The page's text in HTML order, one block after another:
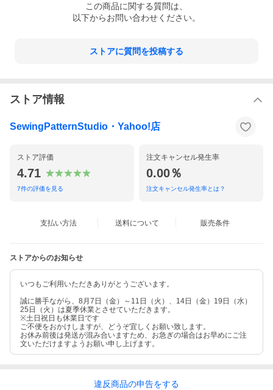
この商品に関する質問は、
以下からお問い合わせください。
ストアに質問を投稿する
ストア情報
SewingPatternStudio・Yahoo!店
ストア評価
4.71
7件の評価を見る
注文キャンセル発生率
0.00％
注文キャンセル発生率とは？
支払い方法 送料について 販売条件
ストアからのお知らせ
いつもご利用いただきありがとうございます。
誠に勝手ながら、8月7日（金）～11日（火）、14日（金）19日（水）
25日（火）は夏季休業とさせていただきます。
※土日祝日も休業日です
ご不便をおかけしますが、どうぞ宜しくお願い致します。
お休み前後は発送が混み合いますため、お急ぎの場合はお早めにご注
文いただけますようお願い申し上げます。
違反商品の申告をする